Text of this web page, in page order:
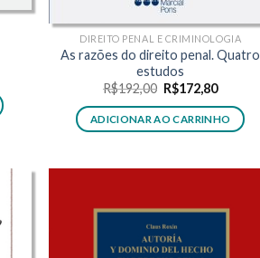
DIREITO PENAL E CRIMINOLOGIA
As razões do direito penal. Quatro
estudos
R$192,00 O
original
era:
R$172,80O
atual
é:
ADICIONAR AO CARRINHO